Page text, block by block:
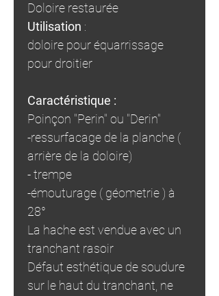
Doloire restaurée
Utilisation :
doloire pour équarrissage
pour droitier
Caractéristique :
Poinçon "Perin" ou "Derin"
-ressurfacage de la planche (
arrière de la doloire)
- trempe
-émouturage ( géometrie ) à
28°
La hache est vendue avec un
tranchant rasoir
Défaut esthétique de soudure
sur le haut du tranchant, ne